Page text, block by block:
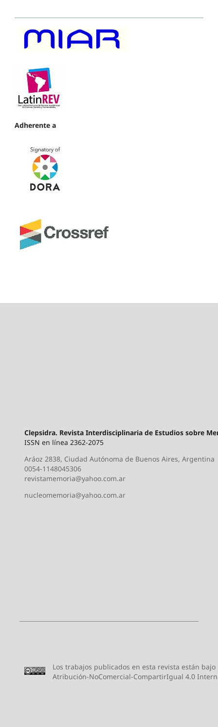
Adherente a
Clepsidra. Revista Interdisciplinaria de Estudios sobre
ISSN en línea 2362-2075
Aráoz 2838, Ciudad Autónoma de Buenos Aires, Argentina
0054-1148045306
revistamemoria@yahoo.com.ar
nucleomemoria@yahoo.com.ar
Los trabajos publicados en esta revista están
Atribución-NoComercial-CompartirIgual 4.0